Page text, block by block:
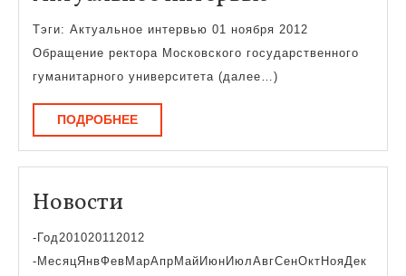
интервью
Тэги: Актуальное интервью 01 ноября 2012
Обращение ректора Московского государственного
гуманитарного университета (далее…)
ПОДРОБНЕЕПОДРОБНЕЕ
Новости
-Год201020112012
-МесяцЯнвФевМарАпрМайИюнИюлАвгСенОктНояДек